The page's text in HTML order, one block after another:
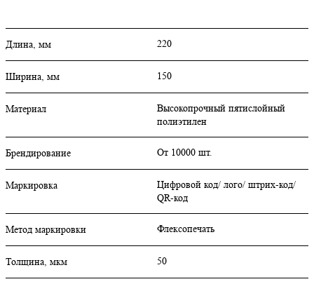
Длина, мм 220
Ширина, мм 150
Материал
Высокопрочный пятислойный
полиэтилен
Брендирование От 10000 шт.
Маркировка
Цифровой код/ лого/ штрих-код/
QR-код
Метод маркировки Флексопечать
Толщина, мкм 50